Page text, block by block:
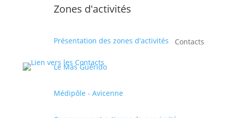
Zones d'activités
Présentation des zones d'activités
Le Mas Guérido
Médipôle - Avicenne
Contacts